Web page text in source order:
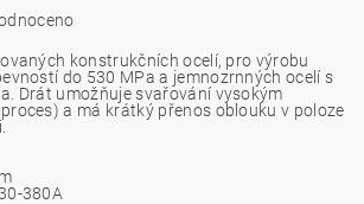
konstrukčních ocelí, pro výrobu
do 530 MPa a jemnozrnných ocelí s
Drát umožňuje svařování vysokým
a má krátký přenos oblouku v poloze
380A